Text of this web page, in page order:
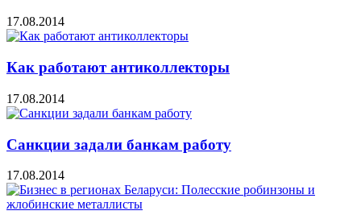
17.08.2014
Как работают антиколлекторы
17.08.2014
Санкции задали банкам работу
17.08.2014